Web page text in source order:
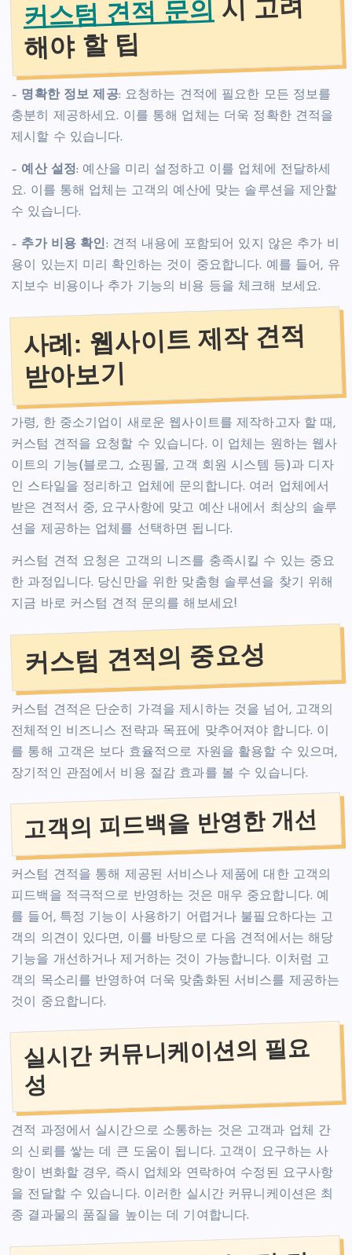
커스텀 견적 문의 시 고려
해야 할 팁
– 명확한 정보 제공: 요청하는 견적에 필요한 모든 정보를
충분히 제공하세요. 이를 통해 업체는 더욱 정확한 견적을
제시할 수 있습니다.
– 예산 설정: 예산을 미리 설정하고 이를 업체에 전달하세
요. 이를 통해 업체는 고객의 예산에 맞는 솔루션을 제안할
수 있습니다.
– 추가 비용 확인: 견적 내용에 포함되어 있지 않은 추가 비
용이 있는지 미리 확인하는 것이 중요합니다. 예를 들어, 유
지보수 비용이나 추가 기능의 비용 등을 체크해 보세요.
사례: 웹사이트 제작 견적
받아보기
가령, 한 중소기업이 새로운 웹사이트를 제작하고자 할 때,
커스텀 견적을 요청할 수 있습니다. 이 업체는 원하는 웹사
이트의 기능(블로그, 쇼핑몰, 고객 회원 시스템 등)과 디자
인 스타일을 정리하고 업체에 문의합니다. 여러 업체에서
받은 견적서 중, 요구사항에 맞고 예산 내에서 최상의 솔루
션을 제공하는 업체를 선택하면 됩니다.
커스텀 견적 요청은 고객의 니즈를 충족시킬 수 있는 중요
한 과정입니다. 당신만을 위한 맞춤형 솔루션을 찾기 위해
지금 바로 커스텀 견적 문의를 해보세요!
커스텀 견적의 중요성
커스텀 견적은 단순히 가격을 제시하는 것을 넘어, 고객의
전체적인 비즈니스 전략과 목표에 맞추어져야 합니다. 이
를 통해 고객은 보다 효율적으로 자원을 활용할 수 있으며,
장기적인 관점에서 비용 절감 효과를 볼 수 있습니다.
고객의 피드백을 반영한 개선
커스텀 견적을 통해 제공된 서비스나 제품에 대한 고객의
피드백을 적극적으로 반영하는 것은 매우 중요합니다. 예
를 들어, 특정 기능이 사용하기 어렵거나 불필요하다는 고
객의 의견이 있다면, 이를 바탕으로 다음 견적에서는 해당
기능을 개선하거나 제거하는 것이 가능합니다. 이처럼 고
객의 목소리를 반영하여 더욱 맞춤화된 서비스를 제공하는
것이 중요합니다.
실시간 커뮤니케이션의 필요
성
견적 과정에서 실시간으로 소통하는 것은 고객과 업체 간
의 신뢰를 쌓는 데 큰 도움이 됩니다. 고객이 요구하는 사
항이 변화할 경우, 즉시 업체와 연락하여 수정된 요구사항
을 전달할 수 있습니다. 이러한 실시간 커뮤니케이션은 최
종 결과물의 품질을 높이는 데 기여합니다.